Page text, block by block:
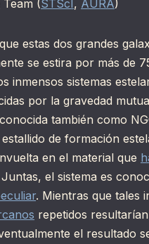
Team (STScI , AURA)
estas dos grandes
se estira por más de
inmensos sistemas
por la gravedad
también como
de formación
en el material que
Juntas, el sistema es
. Mientras que tales
repetidos
el resultado